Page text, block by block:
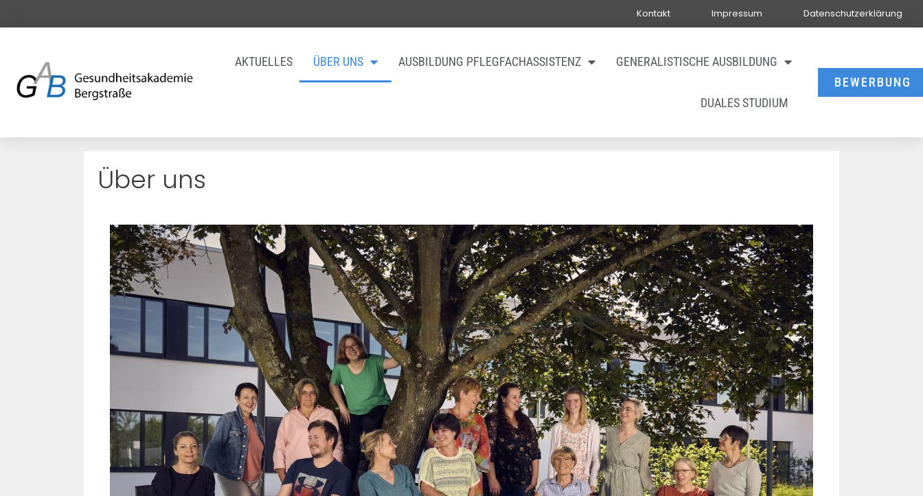
Kontakt Impressum Datenschutzerklärung
AKTUELLES ÜBER UNS AUSBILDUNG PFLEGFACHASSISTENZ GENERALISTISCHE AUSBILDUNG
DUALES STUDIUM
BEWERBUNG
Über uns